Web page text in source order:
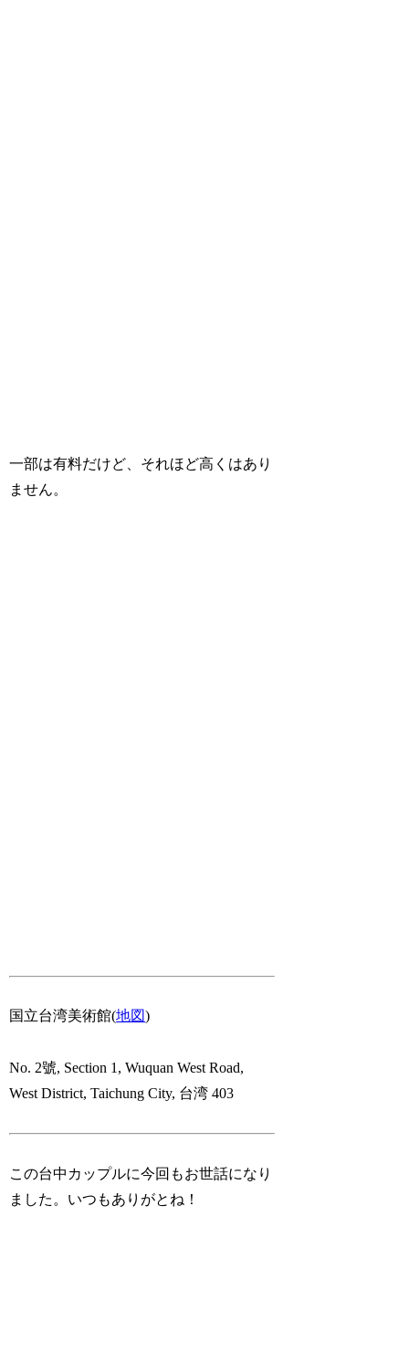
一部は有料だけど、それほど高くはあり
ません。
国立台湾美術館(地図)
No. 2號, Section 1, Wuquan West Road,
West District, Taichung City, 台湾 403
この台中カップルに今回もお世話になり
ました。いつもありがとね！